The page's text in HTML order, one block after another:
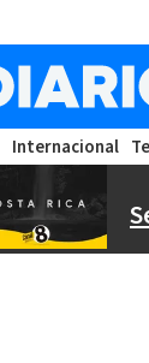
Internacional